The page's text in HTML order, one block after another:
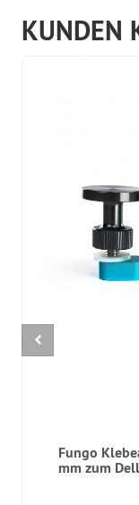
KUNDEN
Fungo
mm zum